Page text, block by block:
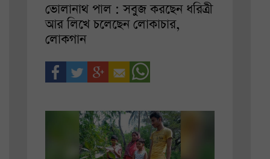
ভোলানাথ পাল : সবুজ করছেন ধরিত্রী
আর লিখে চলেছেন লোকাচার,
লোকগান